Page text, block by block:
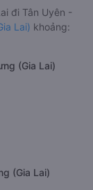
đi Tân Uyên -
Lai) khoảng:
(Gia Lai)
(Gia Lai)